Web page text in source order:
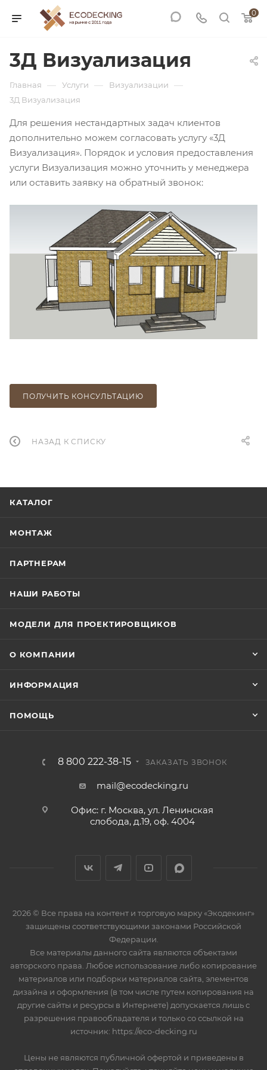
0
3Д Визуализация
Главная — Услуги — Визуализации —
3Д Визуализация
Для решения нестандартных задач клиентов
дополнительно можем согласовать услугу «3Д
Визуализация». Порядок и условия предоставления
услуги Визуализация можно уточнить у менеджера
или оставить заявку на обратный звонок:
ПОЛУЧИТЬ КОНСУЛЬТАЦИЮ
НАЗАД К СПИСКУ
КАТАЛОГ
МОНТАЖ
ПАРТНЕРАМ
НАШИ РАБОТЫ
МОДЕЛИ ДЛЯ ПРОЕКТИРОВЩИКОВ
О КОМПАНИИ
ИНФОРМАЦИЯ
ПОМОЩЬ
8 800 222-38-15 ЗАКАЗАТЬ ЗВОНОК
mail@ecodecking.ru
Офис: г. Москва, ул. Ленинская
слобода, д.19, оф. 4004
2026 © Все права на контент и торговую марку «Экодекинг»
защищены соответствующими законами Российской
Федерации.
Все материалы данного сайта являются объектами
авторского права. Любое использование либо копирование
материалов или подборки материалов сайта, элементов
дизайна и оформления (в том числе путем копирования на
другие сайты и ресурсы в Интернете) допускается лишь с
разрешения правообладателя и только со ссылкой на
источник: https://eco-decking.ru
Цены не являются публичной офертой и приведены в